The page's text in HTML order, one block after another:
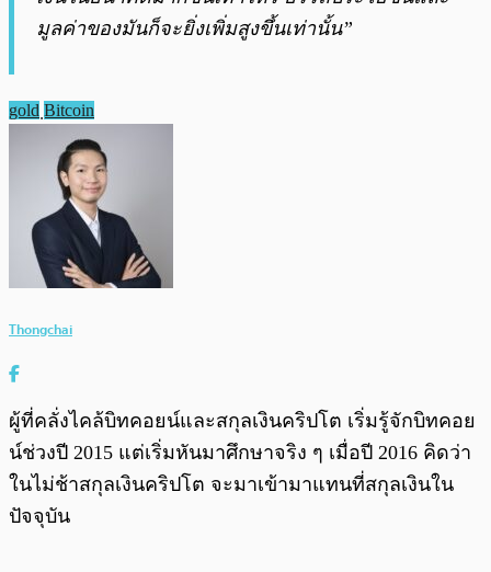
มูลค่าของมันก็จะยิ่งเพิ่มสูงขึ้นเท่านั้น”
gold ฺBitcoin
Thongchai
ผู้ที่คลั่งไคล้บิทคอยน์และสกุลเงินคริปโต เริ่มรู้จักบิทคอย
น์ช่วงปี 2015 แต่เริ่มหันมาศึกษาจริง ๆ เมื่อปี 2016 คิดว่า
ในไม่ช้าสกุลเงินคริปโต จะมาเข้ามาแทนที่สกุลเงินใน
ปัจจุบัน